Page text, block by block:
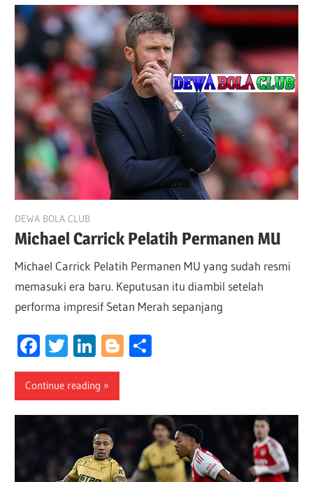
May 23, 2026
DEWA BOLA CLUB
Michael Carrick Pelatih Permanen MU
Michael Carrick Pelatih Permanen MU yang sudah resmi
memasuki era baru. Keputusan itu diambil setelah
performa impresif Setan Merah sepanjang
Facebook
Twitter
LinkedIn
Blogger
Continue reading